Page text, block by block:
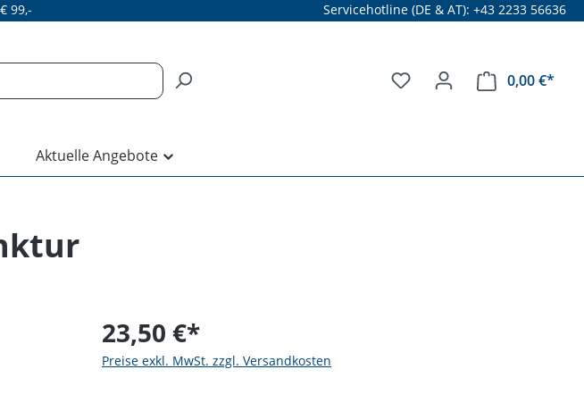
99,- Servicehotline (DE & AT): +43 2233 56636
0,00 €*
Aktuelle Angebote
23,50 €*
Preise exkl. MwSt. zzgl. Versandkosten